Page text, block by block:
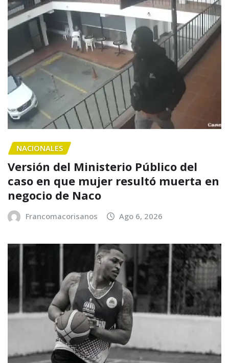
NACIONALES
Versión del Ministerio Público del
caso en que mujer resultó muerta en
negocio de Naco
Francomacorisanos Ago 6, 2026